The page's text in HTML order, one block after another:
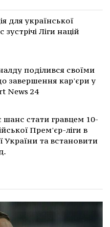
для української
зустрічі Ліги націй
поділився своїми
завершення кар'єри у
News 24
стати гравцем 10-
Прем'єр-ліги в
України та встановити